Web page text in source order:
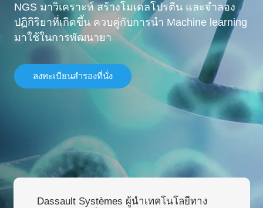
NGS มาวิเคราะห์ สร้างโมเดลโปรตีน และจำลอง
ปฏิกิริยาที่เกิดขึ้น ควบคู่กับการนำ Machine learning
มาใช้ในการพัฒนายา
ลงทะเบียนสำรองที่นั่ง
Dassault Systèmes ผู้นำเทคโนโลยีทาง